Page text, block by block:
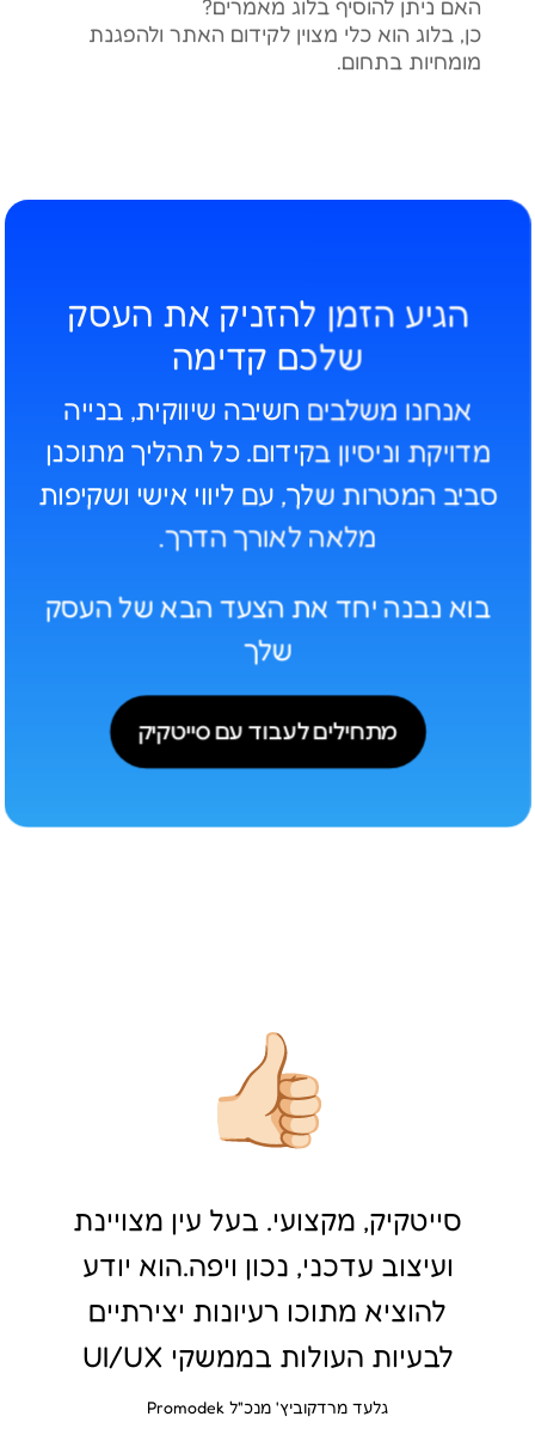
האם ניתן להוסיף בלוג מאמרים?
כן, בלוג הוא כלי מצוין לקידום האתר ולהפגנת
מומחיות בתחום.
הגיע הזמן להזניק את העסק
שלכם קדימה
אנחנו משלבים חשיבה שיווקית, בנייה
מדויקת וניסיון בקידום. כל תהליך מתוכנן
סביב המטרות שלך, עםליווי אישי ושקיפות
מלאה לאורך הדרך.
בוא נבנה יחד את הצעד הבא של העסק
שלך
מתחילים לעבוד עם סייטקיק
סייטקיק, מקצועי. בעל עין מצויינת
ועיצוב עדכני, נכון ויפה.הוא יודע
להוציא מתוכו רעיונות יצירתיים
לבעיות העולות בממשקי UI/UX
גלעד מרדקוביץ' מנכ"ל Promodek